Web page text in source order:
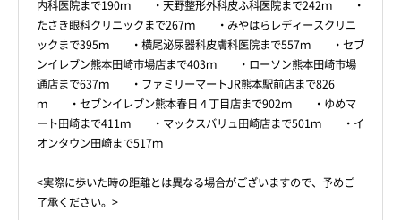
内科医院まで190ｍ ・天野整形外科皮ふ科医院まで242ｍ ・
たさき眼科クリニックまで267ｍ ・みやはらレディースクリニ
ックまで395ｍ ・横尾泌尿器科皮膚科医院まで557ｍ ・セブ
ンイレブン熊本田崎市場店まで403ｍ ・ローソン熊本田崎市場
通店まで637ｍ ・ファミリーマートJR熊本駅前店まで826
ｍ ・セブンイレブン熊本春日４丁目店まで902ｍ ・ゆめマ
ート田崎まで411ｍ ・マックスバリュ田崎店まで501ｍ ・イ
オンタウン田崎まで517ｍ
<実際に歩いた時の距離とは異なる場合がございますので、予めご
了承ください。>